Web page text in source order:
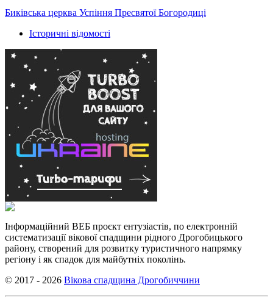
Биківська церква Успіння Пресвятої Богородиці
Історичні відомості
Інформаційний ВЕБ проєкт ентузіастів, по електронній
систематизації вікової спадщини рідного Дрогобицького
району, створений для розвитку туристичного напрямку
регіону і як спадок для майбутніх поколінь.
© 2017 - 2026 Вікова спадщина Дрогобиччини